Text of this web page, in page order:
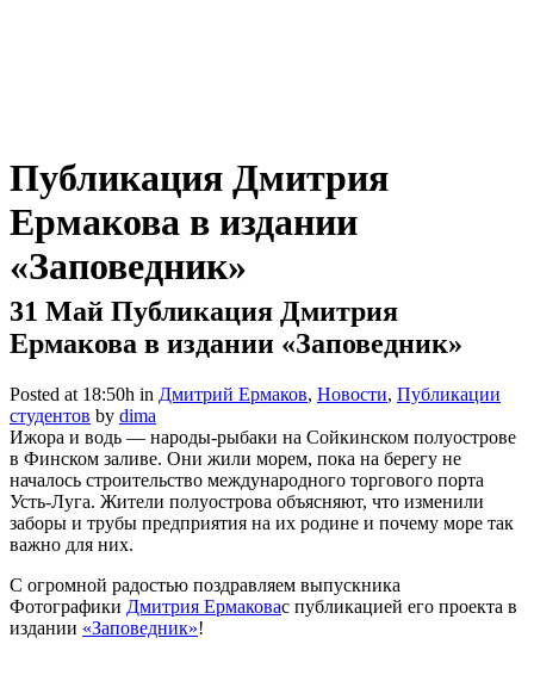
Публикация Дмитрия
Ермакова в издании
«Заповедник»
31 Май Публикация Дмитрия
Ермакова в издании «Заповедник»
Posted at 18:50h in Дмитрий Ермаков, Новости, Публикации
студентов by dima
Ижора и водь — народы-рыбаки на Сойкинском полуострове
в Финском заливе. Они жили морем, пока на берегу не
началось строительство международного торгового порта
Усть-Луга. Жители полуострова объясняют, что изменили
заборы и трубы предприятия на их родине и почему море так
важно для них.
С огромной радостью поздравляем выпускника
Фотографики Дмитрия Ермаковас публикацией его проекта в
издании «Заповедник»!